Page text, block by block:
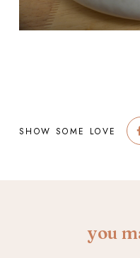
SHOW SOME LOVE
you